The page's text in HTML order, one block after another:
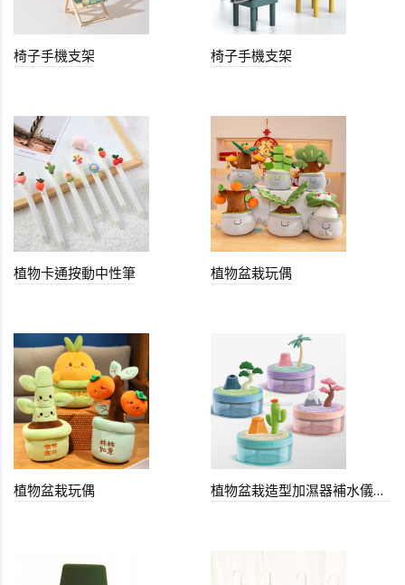
椅子手機支架 椅子手機支架
植物卡通按動中性筆 植物盆栽玩偶
植物盆栽玩偶 植物盆栽造型加濕器補水儀噴霧器